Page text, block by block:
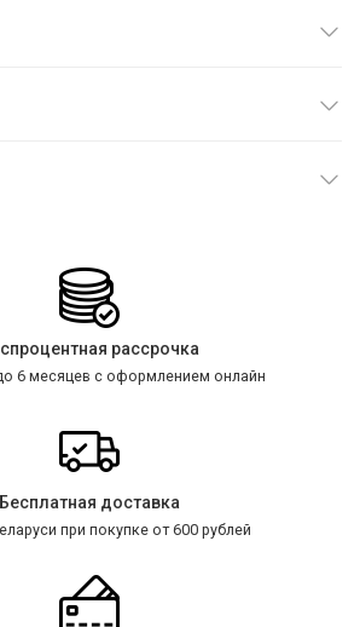
рассрочка
6 месяцев с оформлением онлайн
Бесплатная доставка
при покупке от 600 рублей